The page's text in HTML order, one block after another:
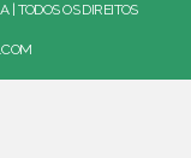
TODOS OS DIREITOS